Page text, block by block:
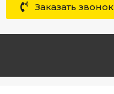
Заказать звонок